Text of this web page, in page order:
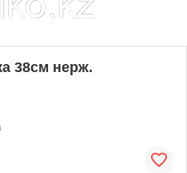
38см нерж.